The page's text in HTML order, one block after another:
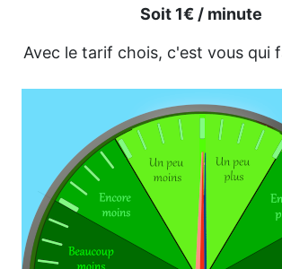
Soit 1€ / minute
Avec le tarif chois, c'est vous qui